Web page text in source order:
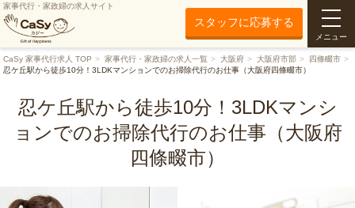
家事代行・家政婦の求人サイト
スタッフに応募する
メニュー
CaSy 家事代行求人 TOP 家事代行・家政婦の求人一覧 大阪府 大阪府市部
四條畷市
忍ケ丘駅から徒歩10分！3LDKマンションでのお掃除代行のお仕事（大阪府四條畷市）
忍ケ丘駅から徒歩10分！3LDKマンシ
ョンでのお掃除代行のお仕事（大阪府
四條畷市）